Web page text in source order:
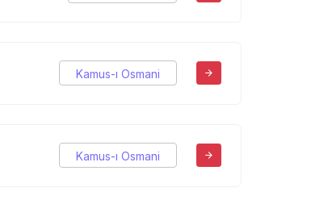
Kamus-ı Osmani
Kamus-ı Osmani